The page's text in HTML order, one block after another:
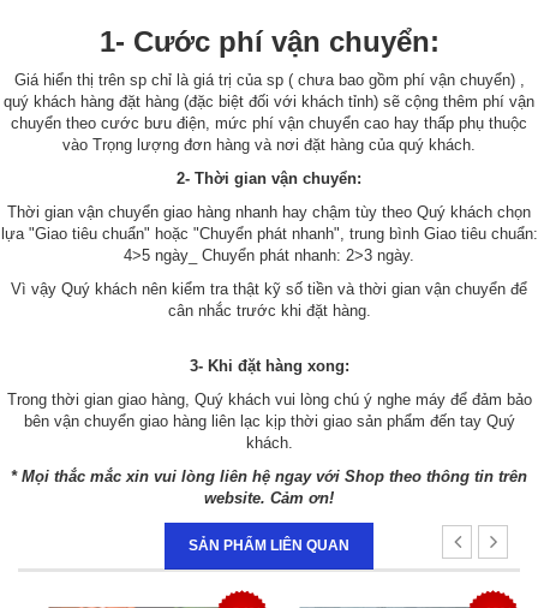
1- Cước phí vận chuyển:
Giá hiển thị trên sp chỉ là giá trị của sp ( chưa bao gồm phí vận chuyển) ,
quý khách hàng đặt hàng (đặc biệt đối với khách tỉnh) sẽ cộng thêm phí vận
chuyển theo cước bưu điện, mức phí vận chuyển cao hay thấp phụ thuộc
vào Trọng lượng đơn hàng và nơi đặt hàng của quý khách.
2- Thời gian vận chuyển:
Thời gian vận chuyển giao hàng nhanh hay chậm tùy theo Quý khách chọn
lựa "Giao tiêu chuẩn" hoặc "Chuyển phát nhanh", trung bình Giao tiêu chuẩn:
4>5 ngày_ Chuyển phát nhanh: 2>3 ngày.
Vì vậy Quý khách nên kiểm tra thật kỹ số tiền và thời gian vận chuyển để
cân nhắc trước khi đặt hàng.
3- Khi đặt hàng xong:
Trong thời gian giao hàng, Quý khách vui lòng chú ý nghe máy để đảm bảo
bên vận chuyển giao hàng liên lạc kịp thời giao sản phẩm đến tay Quý
khách.
* Mọi thắc mắc xin vui lòng liên hệ ngay với Shop theo thông tin trên
website. Cảm ơn!
SẢN PHẨM LIÊN QUAN